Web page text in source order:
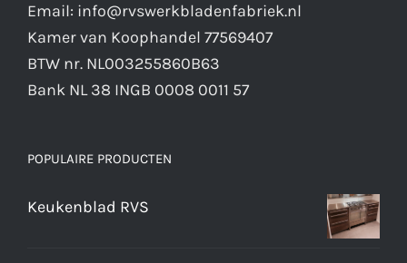
Email: info@rvswerkbladenfabriek.nl
Kamer van Koophandel 77569407
BTW nr. NL003255860B63
Bank NL 38 INGB 0008 0011 57
POPULAIRE PRODUCTEN
Keukenblad RVS